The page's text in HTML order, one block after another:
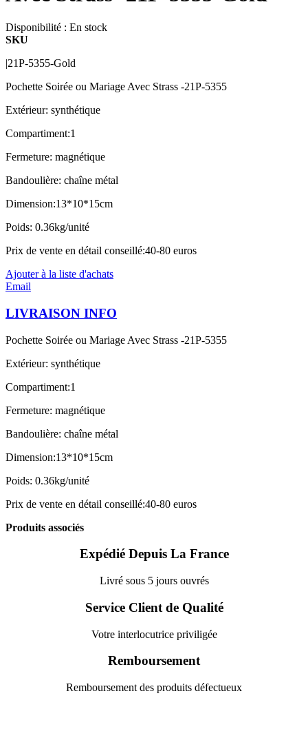
Disponibilité : En stock
SKU
|21P-5355-Gold
Pochette Soirée ou Mariage Avec Strass -21P-5355
Extérieur: synthétique
Compartiment:1
Fermeture: magnétique
Bandoulière: chaîne métal
Dimension:13*10*15cm
Poids: 0.36kg/unité
Prix de vente en détail conseillé:40-80 euros
Ajouter à la liste d'achats
Email
LIVRAISON INFO
Pochette Soirée ou Mariage Avec Strass -21P-5355
Extérieur: synthétique
Compartiment:1
Fermeture: magnétique
Bandoulière: chaîne métal
Dimension:13*10*15cm
Poids: 0.36kg/unité
Prix de vente en détail conseillé:40-80 euros
Produits associés
Expédié Depuis La France
Livré sous 5 jours ouvrés
Service Client de Qualité
Votre interlocutrice priviligée
Remboursement
Remboursement des produits défectueux